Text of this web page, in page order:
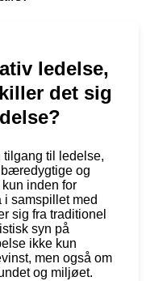
ledelse,
det sig
tilgang til ledelse,
og
inden for
samspillet med
sig fra traditionel
syn på
ikke kun
men også om
og miljøet.